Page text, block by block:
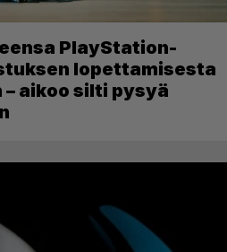
PlayStation-
lopettamisesta
aikoo silti pysyä